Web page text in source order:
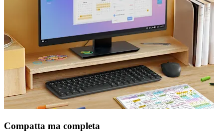
Compatta ma completa